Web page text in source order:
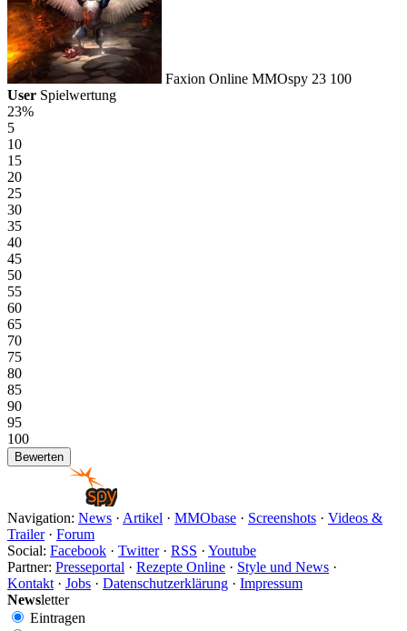
Faxion Online MMOspy 23 100
User Spielwertung
23%
5
10
15
20
25
30
35
40
45
50
55
60
65
70
75
80
85
90
95
100
Navigation: News · Artikel · MMObase · Screenshots · Videos &
Trailer· Forum
Social: Facebook · Twitter· RSS · Youtube
Partner: Presseportal · Rezepte Online · Style und News ·
Kontakt · Jobs · Datenschutzerklärung · Impressum
Newsletter
Eintragen